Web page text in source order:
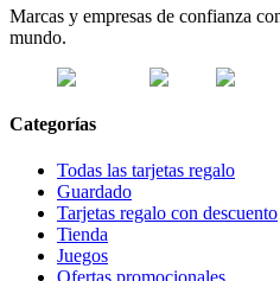
Marcas y empresas de confianza
mundo.
Categorías
Todas las tarjetas regalo
Guardado
Tarjetas regalo con descuento
Tienda
Juegos
Ofertas promocionales